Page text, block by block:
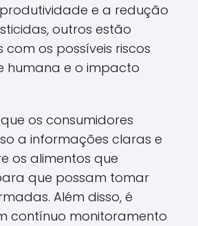
e a redução
outros estão
os possíveis riscos
humana e o impacto
os consumidores
a informações claras e
os alimentos que
que possam tomar
Além disso, é
contínuo monitoramento